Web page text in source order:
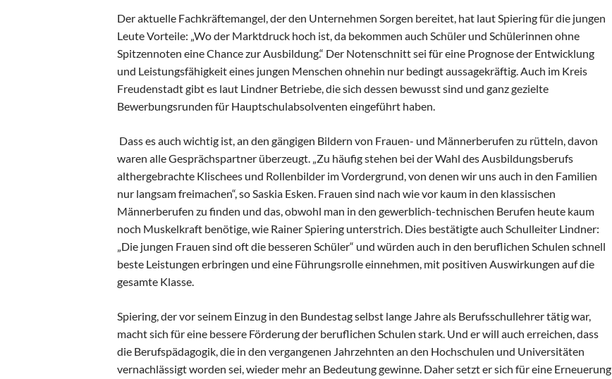
Der aktuelle Fachkräftemangel, der den Unternehmen Sorgen bereitet, hat laut Spiering für die jungen
Leute Vorteile: „Wo der Marktdruck hoch ist, da bekommen auch Schüler und Schülerinnen ohne
Spitzennoten eine Chance zur Ausbildung.“ Der Notenschnitt sei für eine Prognose der Entwicklung
und Leistungsfähigkeit eines jungen Menschen ohnehin nur bedingt aussagekräftig. Auch im Kreis
Freudenstadt gibt es laut Lindner Betriebe, die sich dessen bewusst sind und ganz gezielte
Bewerbungsrunden für Hauptschulabsolventen eingeführt haben.
Dass es auch wichtig ist, an den gängigen Bildern von Frauen- und Männerberufen zu rütteln, davon
waren alle Gesprächspartner überzeugt. „Zu häufig stehen bei der Wahl des Ausbildungsberufs
althergebrachte Klischees und Rollenbilder im Vordergrund, von denen wir uns auch in den Familien
nur langsam freimachen“, so Saskia Esken. Frauen sind nach wie vor kaum in den klassischen
Männerberufen zu finden und das, obwohl man in den gewerblich-technischen Berufen heute kaum
noch Muskelkraft benötige, wie Rainer Spiering unterstrich. Dies bestätigte auch Schulleiter Lindner:
„Die jungen Frauen sind oft die besseren Schüler“ und würden auch in den beruflichen Schulen schnell
beste Leistungen erbringen und eine Führungsrolle einnehmen, mit positiven Auswirkungen auf die
gesamte Klasse.
Spiering, der vor seinem Einzug in den Bundestag selbst lange Jahre als Berufsschullehrer tätig war,
macht sich für eine bessere Förderung der beruflichen Schulen stark. Und er will auch erreichen, dass
die Berufspädagogik, die in den vergangenen Jahrzehnten an den Hochschulen und Universitäten
vernachlässigt worden sei, wieder mehr an Bedeutung gewinne. Daher setzt er sich für eine Erneuerung